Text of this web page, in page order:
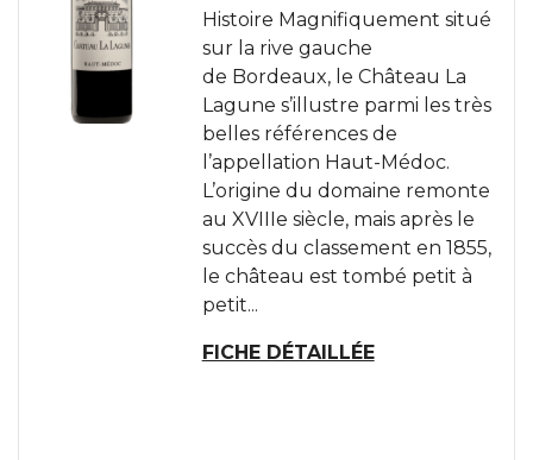
Histoire Magnifiquement situé
sur la rive gauche
de Bordeaux, le Château La
Lagune s’illustre parmi les très
belles références de
l’appellation Haut-Médoc.
L’origine du domaine remonte
au XVIIIe siècle, mais après le
succès du classement en 1855,
le château est tombé petit à
petit...
FICHE DÉTAILLÉE